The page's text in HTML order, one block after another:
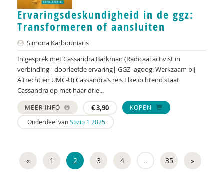
Dick Jansen
Erik Jansen
Judith Jansen
Bienke Janssen
Janine Janssen
Hans Jaspers
Anneke Jelsma
Bea Jongsma
Ervaringsdeskundigheid in de ggz:
Transformeren of aansluiten
Simona Karbouniaris
In gesprek met Cassandra Barkman (Radicaal activist in
verbinding| doorleefde ervaring| GGZ- agoog. Werkzaam bij
Altrecht en UMC-U) Cassandra’s reis Elke ochtend staat
Cassandra op met haar drie...
MEER INFO €3,90
KOPEN
Onderdeel vanSozio 1 2025
« 1 2 3 4 .. 35 »